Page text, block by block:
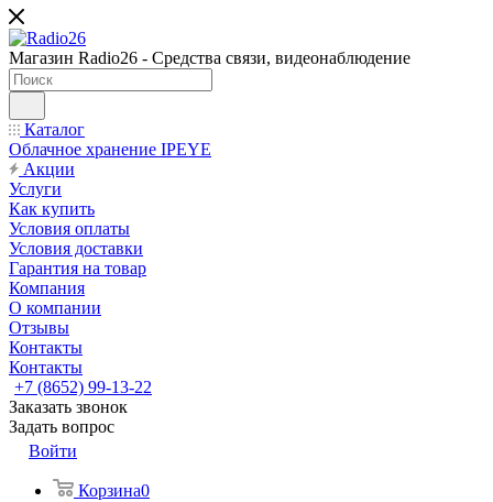
Магазин Radio26 - Средства связи, видеонаблюдение
Каталог
Облачное хранение IPEYE
Акции
Услуги
Как купить
Условия оплаты
Условия доставки
Гарантия на товар
Компания
О компании
Отзывы
Контакты
Контакты
+7 (8652) 99-13-22
Заказать звонок
Задать вопрос
Войти
Корзина0